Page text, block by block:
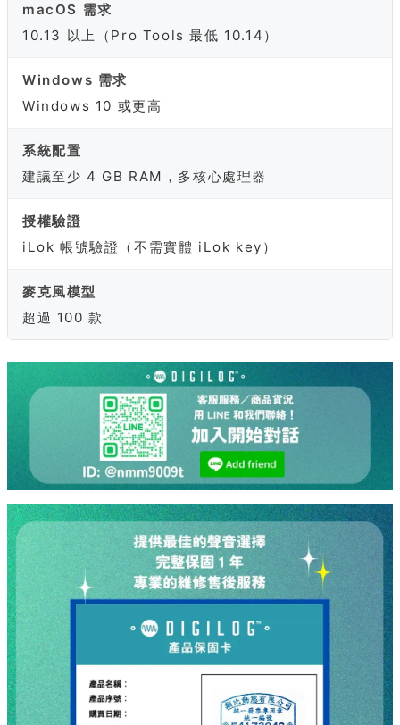
macOS 需求
10.13 以上（Pro Tools 最低 10.14）
Windows 需求
Windows 10 或更高
系統配置
建議至少 4 GB RAM，多核心處理器
授權驗證
iLok 帳號驗證（不需實體 iLok key）
麥克風模型
超過 100 款